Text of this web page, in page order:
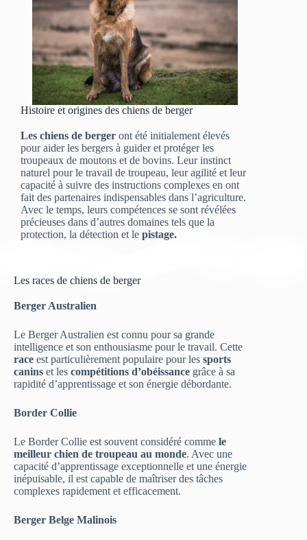
Histoire et origines des chiens de berger
Les chiens de berger ont été initialement élevés
pour aider les bergers à guider et protéger les
troupeaux de moutons et de bovins. Leur instinct
naturel pour le travail de troupeau, leur agilité et leur
capacité à suivre des instructions complexes en ont
fait des partenaires indispensables dans l’agriculture.
Avec le temps, leurs compétences se sont révélées
précieuses dans d’autres domaines tels que la
protection, la détection et le pistage.
Les races de chiens de berger
Berger Australien
Le Berger Australien est connu pour sa grande
intelligence et son enthousiasme pour le travail. Cette
race est particulièrement populaire pour les sports
canins et les compétitions d’obéissance grâce à sa
rapidité d’apprentissage et son énergie débordante.
Border Collie
Le Border Collie est souvent considéré comme le
meilleur chien de troupeau au monde. Avec une
capacité d’apprentissage exceptionnelle et une énergie
inépuisable, il est capable de maîtriser des tâches
complexes rapidement et efficacement.
Berger Belge Malinois